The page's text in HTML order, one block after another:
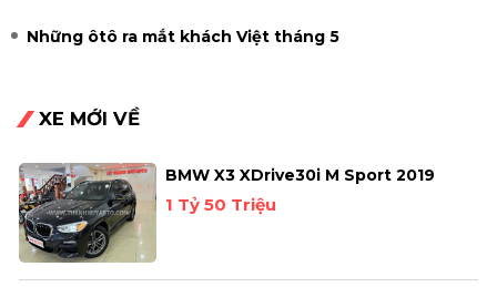
Những ôtô ra mắt khách Việt tháng 5
XE MỚI VỀ
BMW X3 XDrive30i M Sport 2019
1 Tỷ 50 Triệu